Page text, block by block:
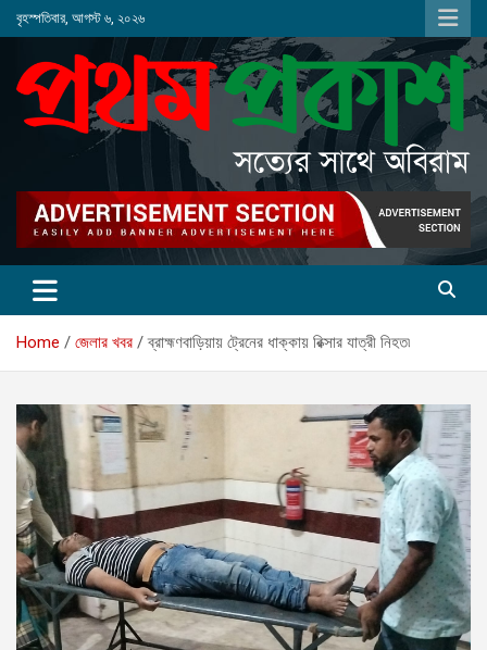
Skip
to
বৃহস্পতিবার, আগস্ট ৬, ২০২৬
Home জেলার খবর ব্রাহ্মণবাড়িয়ায় ট্রেনের ধাক্কায় রিক্সার যাত্রী নিহত৷